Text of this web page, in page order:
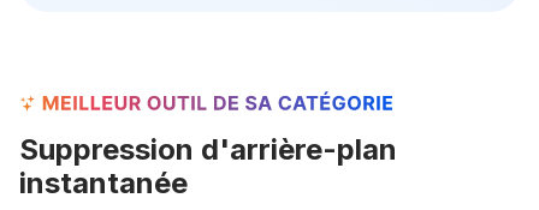
Suppression d'arrière-plan
instantanée